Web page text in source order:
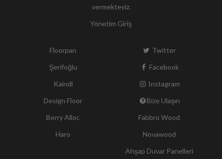
vermekteyiz.
Yönetim Giriş
Floorpan
Şerifoğlu
Kaindl
Design Floor
Berry Alloc
Haro
Twitter
Facebook
Instagram
Bize Ulaşın
Fabbro Wood
Novawood
Ahşap Duvar Panelleri